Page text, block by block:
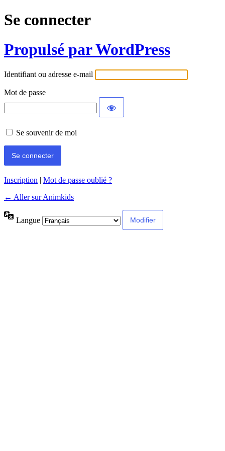
Se connecter
Propulsé par WordPress
Identifiant ou adresse e-mail
Mot de passe
Se souvenir de moi
Inscription | Mot de passe oublié ?
← Aller sur Animkids
Langue